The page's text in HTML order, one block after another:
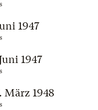
1947
1947
März 1948